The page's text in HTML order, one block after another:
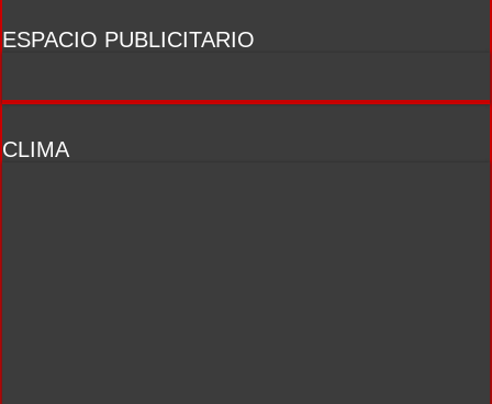
ESPACIO PUBLICITARIO
CLIMA